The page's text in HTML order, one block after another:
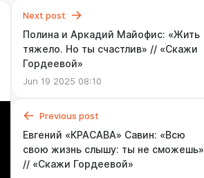
Next post
Полина и Аркадий Майофис: «Жить
тяжело. Но ты счастлив» // «Скажи
Гордеевой»
Jun 19 2025 08:10
Previous post
Евгений «КРАСАВА» Савин: «Всю
свою жизнь слышу: ты не сможешь»
// «Скажи Гордеевой»